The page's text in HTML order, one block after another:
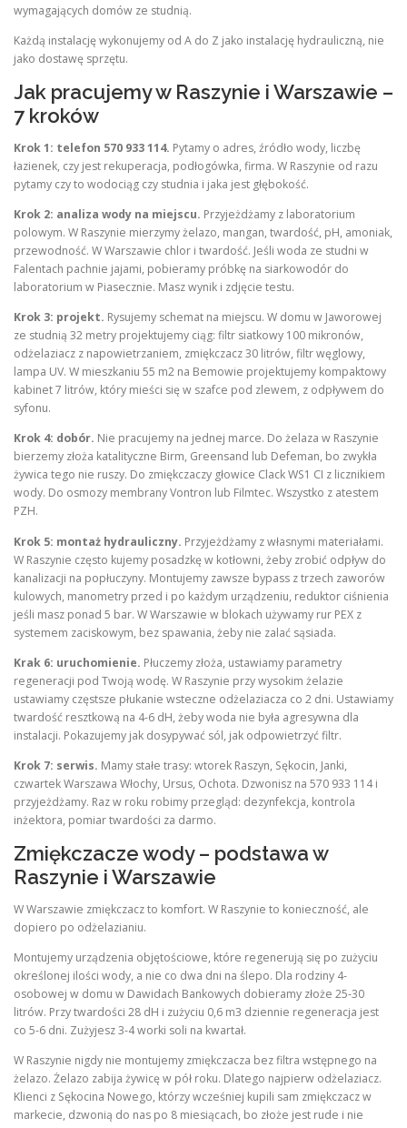
wymagających domów ze studnią.
Każdą instalację wykonujemy od A do Z jako instalację hydrauliczną, nie
jako dostawę sprzętu.
Jak pracujemy w Raszynie i Warszawie –
7 kroków
Krok 1: telefon 570 933 114. Pytamy o adres, źródło wody, liczbę
łazienek, czy jest rekuperacja, podłogówka, firma. W Raszynie od razu
pytamy czy to wodociąg czy studnia i jaka jest głębokość.
Krok 2: analiza wody na miejscu. Przyjeżdżamy z laboratorium
polowym. W Raszynie mierzymy żelazo, mangan, twardość, pH, amoniak,
przewodność. W Warszawie chlor i twardość. Jeśli woda ze studni w
Falentach pachnie jajami, pobieramy próbkę na siarkowodór do
laboratorium w Piasecznie. Masz wynik i zdjęcie testu.
Krok 3: projekt. Rysujemy schemat na miejscu. W domu w Jaworowej
ze studnią 32 metry projektujemy ciąg: filtr siatkowy 100 mikronów,
odżelaziacz z napowietrzaniem, zmiękczacz 30 litrów, filtr węglowy,
lampa UV. W mieszkaniu 55 m2 na Bemowie projektujemy kompaktowy
kabinet 7 litrów, który mieści się w szafce pod zlewem, z odpływem do
syfonu.
Krok 4: dobór. Nie pracujemy na jednej marce. Do żelaza w Raszynie
bierzemy złoża katalityczne Birm, Greensand lub Defeman, bo zwykła
żywica tego nie ruszy. Do zmiękczaczy głowice Clack WS1 CI z licznikiem
wody. Do osmozy membrany Vontron lub Filmtec. Wszystko z atestem
PZH.
Krok 5: montaż hydrauliczny. Przyjeżdżamy z własnymi materiałami.
W Raszynie często kujemy posadzkę w kotłowni, żeby zrobić odpływ do
kanalizacji na popłuczyny. Montujemy zawsze bypass z trzech zaworów
kulowych, manometry przed i po każdym urządzeniu, reduktor ciśnienia
jeśli masz ponad 5 bar. W Warszawie w blokach używamy rur PEX z
systemem zaciskowym, bez spawania, żeby nie zalać sąsiada.
Krak 6: uruchomienie. Płuczemy złoża, ustawiamy parametry
regeneracji pod Twoją wodę. W Raszynie przy wysokim żelazie
ustawiamy częstsze płukanie wsteczne odżelaziacza co 2 dni. Ustawiamy
twardość resztkową na 4-6 dH, żeby woda nie była agresywna dla
instalacji. Pokazujemy jak dosypywać sól, jak odpowietrzyć filtr.
Krok 7: serwis. Mamy stałe trasy: wtorek Raszyn, Sękocin, Janki,
czwartek Warszawa Włochy, Ursus, Ochota. Dzwonisz na 570 933 114 i
przyjeżdżamy. Raz w roku robimy przegląd: dezynfekcja, kontrola
inżektora, pomiar twardości za darmo.
Zmiękczacze wody – podstawa w
Raszynie i Warszawie
W Warszawie zmiękczacz to komfort. W Raszynie to konieczność, ale
dopiero po odżelazianiu.
Montujemy urządzenia objętościowe, które regenerują się po zużyciu
określonej ilości wody, a nie co dwa dni na ślepo. Dla rodziny 4-
osobowej w domu w Dawidach Bankowych dobieramy złoże 25-30
litrów. Przy twardości 28 dH i zużyciu 0,6 m3 dziennie regeneracja jest
co 5-6 dni. Zużyjesz 3-4 worki soli na kwartał.
W Raszynie nigdy nie montujemy zmiękczacza bez filtra wstępnego na
żelazo. Żelazo zabija żywicę w pół roku. Dlatego najpierw odżelaziacz.
Klienci z Sękocina Nowego, którzy wcześniej kupili sam zmiękczacz w
markecie, dzwonią do nas po 8 miesiącach, bo złoże jest rude i nie